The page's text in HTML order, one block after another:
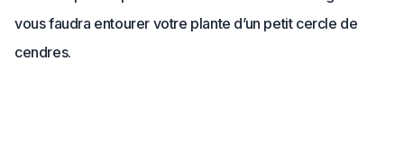
vous faudra entourer votre plante d’un petit cercle de
cendres.